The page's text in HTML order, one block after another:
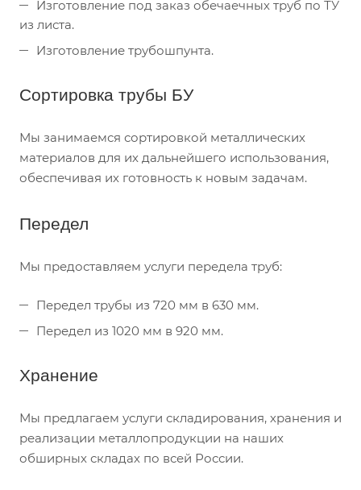
Изготовление под заказ обечаечных труб по ТУ
из листа.
Изготовление трубошпунта.
Сортировка трубы БУ
Мы занимаемся сортировкой металлических
материалов для их дальнейшего использования,
обеспечивая их готовность к новым задачам.
Передел
Мы предоставляем услуги передела труб:
Передел трубы из 720 мм в 630 мм.
Передел из 1020 мм в 920 мм.
Хранение
Мы предлагаем услуги складирования, хранения и
реализации металлопродукции на наших
обширных складах по всей России.